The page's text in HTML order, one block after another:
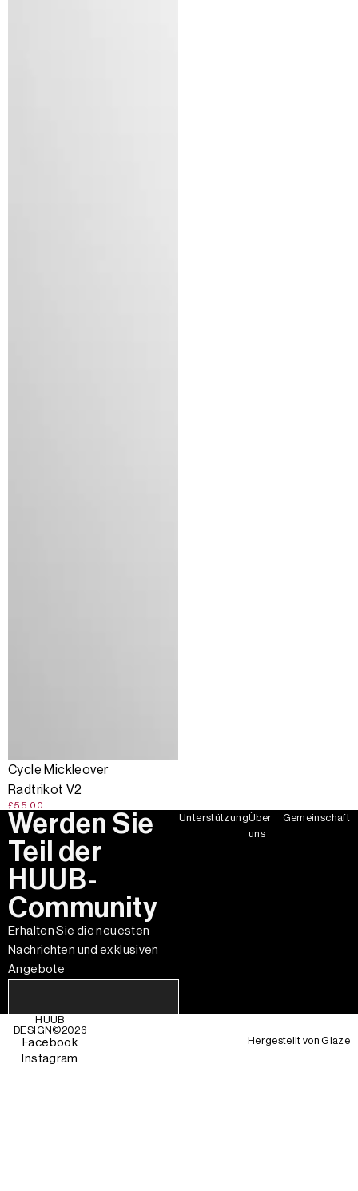
Cycle Mickleover
Radtrikot V2
£55.00
Werden Sie
Teil der
HUUB-
Community
Erhalten Sie die neuesten
Nachrichten und exklusiven
Angebote
UnterstützungÜber
uns
Gemeinschaft
HUUB
DESIGN©2026
Facebook
Instagram
Hergestellt vonGlaze